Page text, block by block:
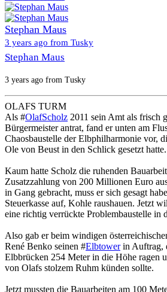
Stephan Maus
3 years ago from Tusky
Stephan Maus
3 years ago from Tusky
OLAFS TURM
Als #OlafScholz 2011 sein Amt als frisch
Bürgermeister antrat, fand er unten am
Chaosbaustelle der Elbphilharmonie vor,
Ole von Beust in den Schlick gesetzt hatte.
Kaum hatte Scholz die ruhenden
Zusatzzahlung von 200 Millionen Euro
in Gang gebracht, muss er sich gesagt
Steuerkasse auf, Kohle raushauen. Jetzt
eine richtig verrückte Problembaustelle in
Also gab er beim windigen
René Benko seinen #Elbtowerin Auftrag,
Elbbrücken 254 Meter in die Höhe ragen
von Olafs stolzem Ruhm künden sollte.
Jetzt mussten die Bauarbeiten am 100